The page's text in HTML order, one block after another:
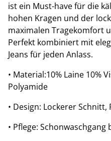
ist ein Must-have für die
hohen Kragen und der
maximalen Tragekomfort
Perfekt kombiniert mit
Jeans für jeden Anlass.
• Material:10% Laine 10%
Polyamide
• Design: Lockerer Schnitt,
• Pflege: Schonwaschgang